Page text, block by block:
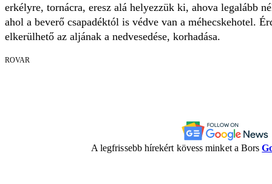
erkélyre, tornácra, eresz alá helyezzük ki, ahova legalább
ahol a beverő csapadéktól is védve van a méhecskehotel.
elkerülhető az aljának a nedvesedése, korhadása.
ROVAR
A legfrissebb hírekért kövess minket a Bors